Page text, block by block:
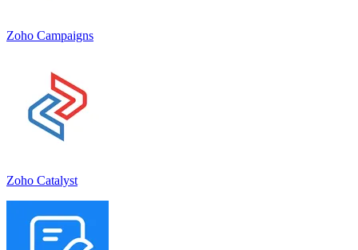
Zoho Campaigns
Zoho Catalyst